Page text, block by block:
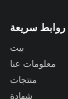
روابط سريعة
بيت
معلومات عنا
منتجات
شهادة